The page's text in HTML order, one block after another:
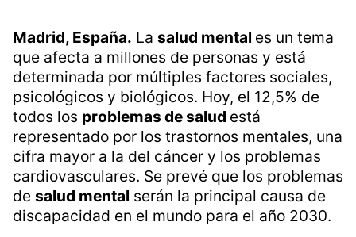
Madrid, España. La salud mental es un tema
que afecta a millones de personas y está
determinada por múltiples factores sociales,
psicológicos y biológicos. Hoy, el 12,5% de
todos los problemas de salud está
representado por los trastornos mentales, una
cifra mayor a la del cáncer y los problemas
cardiovasculares. Se prevé que los problemas
de salud mental serán la principal causa de
discapacidad en el mundo para el año 2030.